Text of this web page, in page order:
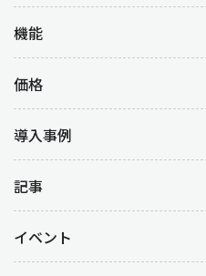
機能
価格
導入事例
記事
イベント